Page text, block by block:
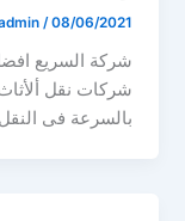
/08/06/2021
شركة السريع
شركات نقل
بالسرعة فى